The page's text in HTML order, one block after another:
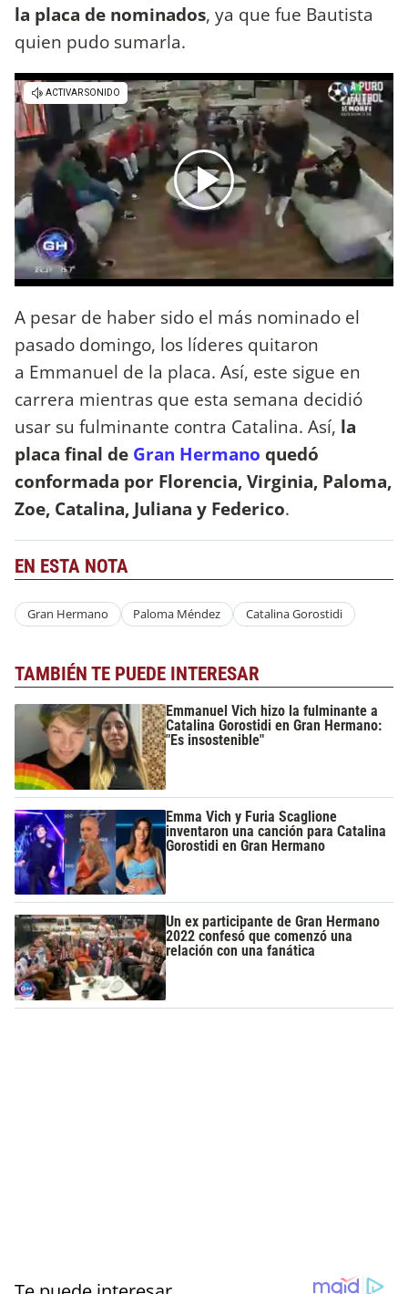
la placa de nominados, ya que fue Bautista
quien pudo sumarla.
A pesar de haber sido el más nominado el
pasado domingo, los líderes quitaron
a Emmanuel de la placa. Así, este sigue en
carrera mientras que esta semana decidió
usar su fulminante contra Catalina. Así, la
placa final de Gran Hermano quedó
conformada por Florencia, Virginia, Paloma,
Zoe, Catalina, Juliana y Federico.
EN ESTA NOTA
Gran Hermano Paloma Méndez Catalina Gorostidi
TAMBIÉN TE PUEDE INTERESAR
Emmanuel Vich hizo la fulminante a
Catalina Gorostidi en Gran Hermano:
"Es insostenible"
Emma Vich y Furia Scaglione
inventaron una canción para Catalina
Gorostidi en Gran Hermano
Un ex participante de Gran Hermano
2022 confesó que comenzó una
relación con una fanática